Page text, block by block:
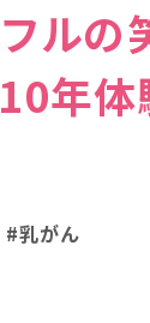
ルの
10年
#乳がん